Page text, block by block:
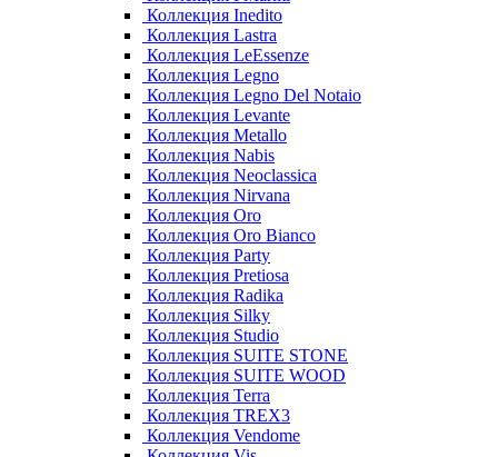
Коллекция Inedito
Коллекция Lastra
Коллекция LeEssenze
Коллекция Legno
Коллекция Legno Del Notaio
Коллекция Levante
Коллекция Metallo
Коллекция Nabis
Коллекция Neoclassica
Коллекция Nirvana
Коллекция Oro
Коллекция Oro Bianco
Коллекция Party
Коллекция Pretiosa
Коллекция Radika
Коллекция Silky
Коллекция Studio
Коллекция SUITE STONE
Коллекция SUITE WOOD
Коллекция Terra
Коллекция TREX3
Коллекция Vendome